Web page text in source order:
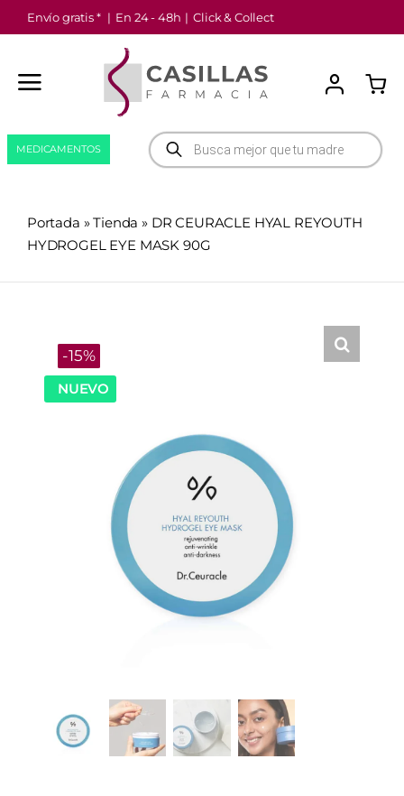
Saltar
al
Envío gratis * | En 24 - 48h | Click & Collect
Búsqueda
de
productos
MEDICAMENTOS
Portada »Tienda » DR CEURACLE HYAL REYOUTH
HYDROGEL EYE MASK 90G
NUEVO
-15%